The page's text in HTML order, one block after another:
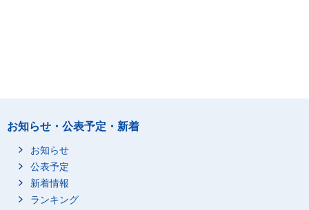
お知らせ・公表予定・新着
お知らせ
公表予定
新着情報
ランキング